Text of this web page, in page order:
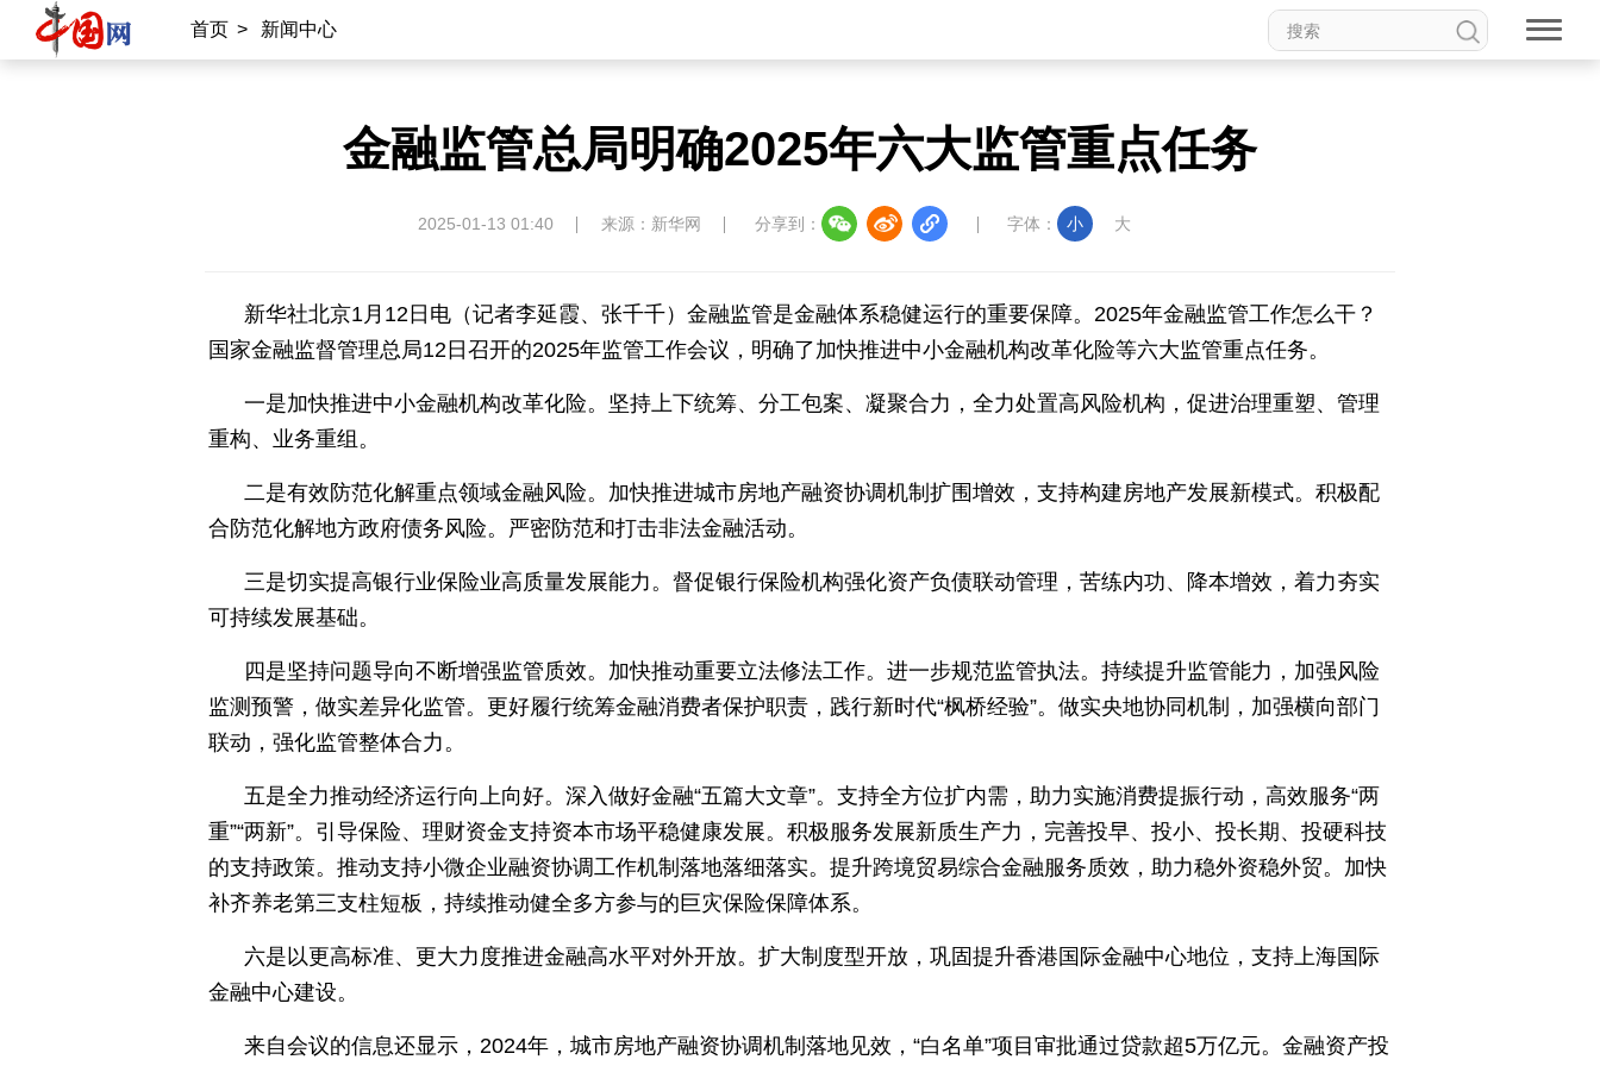
首页 > 新闻中心
中部纵览 中国四川 七彩云南 浪潮资讯 衢州有礼 新温州 海丝
金融监管总局明确2025年六大监管重点任务
2025-01-13 01:40 来源：新华网 分享到： 字体： 小 大
新华社北京1月12日电（记者李延霞、张千千）金融监管是金融体系稳健运行的重要保障。2025年金融监管工作怎么干？
国家金融监督管理总局12日召开的2025年监管工作会议，明确了加快推进中小金融机构改革化险等六大监管重点任务。
一是加快推进中小金融机构改革化险。坚持上下统筹、分工包案、凝聚合力，全力处置高风险机构，促进治理重塑、管理
重构、业务重组。
二是有效防范化解重点领域金融风险。加快推进城市房地产融资协调机制扩围增效，支持构建房地产发展新模式。积极配
合防范化解地方政府债务风险。严密防范和打击非法金融活动。
三是切实提高银行业保险业高质量发展能力。督促银行保险机构强化资产负债联动管理，苦练内功、降本增效，着力夯实
可持续发展基础。
四是坚持问题导向不断增强监管质效。加快推动重要立法修法工作。进一步规范监管执法。持续提升监管能力，加强风险
监测预警，做实差异化监管。更好履行统筹金融消费者保护职责，践行新时代“枫桥经验”。做实央地协同机制，加强横向部门
联动，强化监管整体合力。
五是全力推动经济运行向上向好。深入做好金融“五篇大文章”。支持全方位扩内需，助力实施消费提振行动，高效服务“两
重”“两新”。引导保险、理财资金支持资本市场平稳健康发展。积极服务发展新质生产力，完善投早、投小、投长期、投硬科技
的支持政策。推动支持小微企业融资协调工作机制落地落细落实。提升跨境贸易综合金融服务质效，助力稳外资稳外贸。加快
补齐养老第三支柱短板，持续推动健全多方参与的巨灾保险保障体系。
六是以更高标准、更大力度推进金融高水平对外开放。扩大制度型开放，巩固提升香港国际金融中心地位，支持上海国际
金融中心建设。
来自会议的信息还显示，2024年，城市房地产融资协调机制落地见效，“白名单”项目审批通过贷款超5万亿元。金融资产投